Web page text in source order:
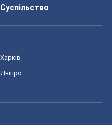
Суспільство
Харків
Дніпро